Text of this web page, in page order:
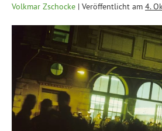
Volkmar Zschocke | Veröffentlicht am 4.